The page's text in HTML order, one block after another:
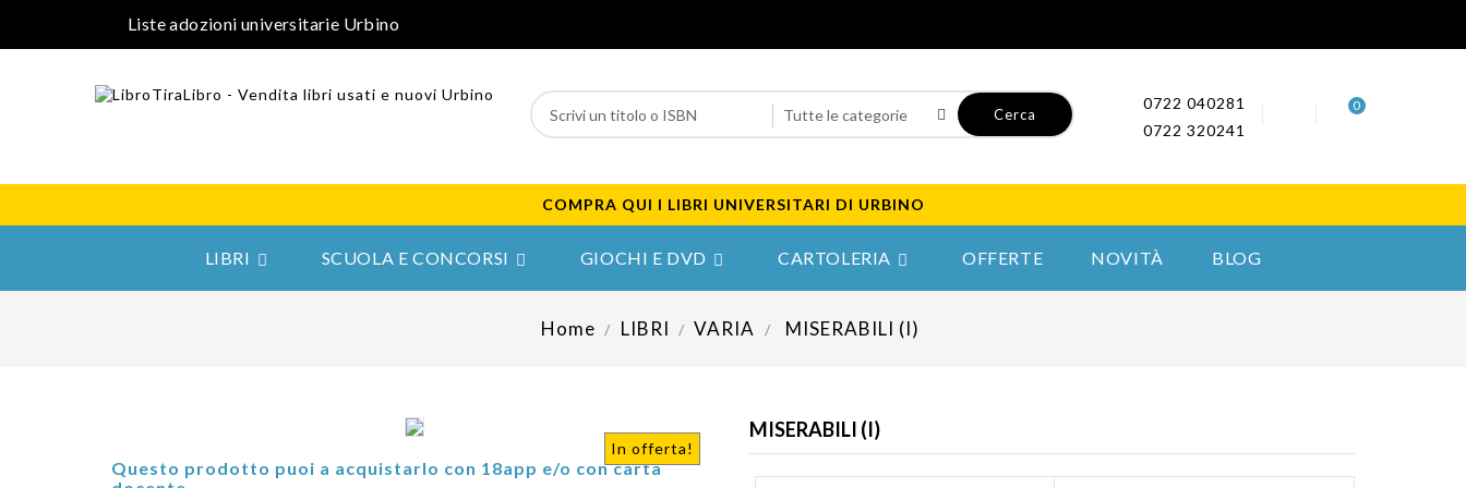
Liste adozioni universitarie Urbino
Cerca
0
0722 040281
0722 320241
COMPRA QUI I LIBRI UNIVERSITARI DI URBINO

LIBRI 
SCUOLA E CONCORSI 
GIOCHI E DVD 
CARTOLERIA OFFERTE NOVITÀ BLOG
Home LIBRI VARIA MISERABILI (I)
In offerta!
Questo prodotto puoi a acquistarlo con 18app e/o con carta
MISERABILI (I)